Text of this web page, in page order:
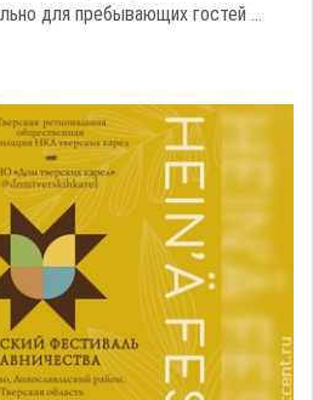
для пребывающих гостей ...